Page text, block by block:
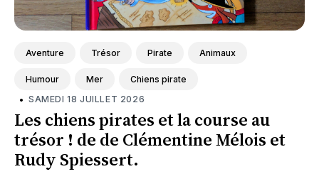
Aventure Trésor Pirate Animaux
Humour Mer Chiens pirate
• SAMEDI 18 JUILLET 2026
Les chiens pirates et la course au
trésor ! de de Clémentine Mélois et
Rudy Spiessert.